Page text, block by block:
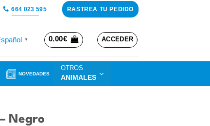
664 023 595 RASTREA TU PEDIDO
▼ 0.00€ ACCEDER
NOVEDADES
OTROS
ANIMALES
Negro